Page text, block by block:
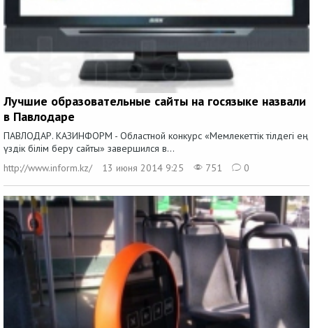
Лучшие образовательные сайты на госязыке назвали
в Павлодаре
ПАВЛОДАР. КАЗИНФОРМ - Областной конкурс «Мемлекеттік тілдегі ең
үздік білім беру сайты» завершился в...
http://www.inform.kz/
13 июня 2014 9:25 751 0